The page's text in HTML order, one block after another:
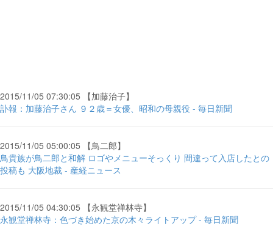
2015/11/05 07:30:05 【加藤治子】
訃報：加藤治子さん ９２歳＝女優、昭和の母親役 - 毎日新聞
2015/11/05 05:00:05 【鳥二郎】
鳥貴族が鳥二郎と和解 ロゴやメニューそっくり 間違って入店したとの
投稿も 大阪地裁 - 産経ニュース
2015/11/05 04:30:05 【永観堂禅林寺】
永観堂禅林寺：色づき始めた京の木々ライトアップ - 毎日新聞